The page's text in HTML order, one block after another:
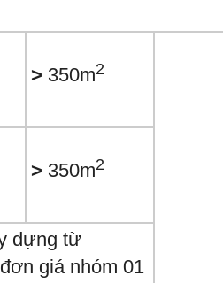
> 350m2
> 350m2
dựng từ
giá nhóm 01